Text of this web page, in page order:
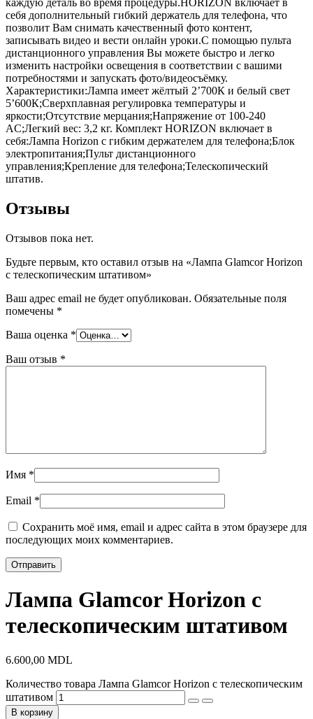
каждую деталь во время процедуры.HORIZON включает в
себя дополнительный гибкий держатель для телефона, что
позволит Вам снимать качественный фото контент,
записывать видео и вести онлайн уроки.С помощью пульта
дистанционного управления Вы можете быстро и легко
изменить настройки освещения в соответствии с вашими
потребностями и запускать фото/видеосъёмку.
Характеристики:Лампа имеет жёлтый 2’700К и белый свет
5’600К;Сверхплавная регулировка температуры и
яркости;Отсутствие мерцания;Напряжение от 100-240
AC;Легкий вес: 3,2 кг. Комплект HORIZON включает в
себя:Лампа Horizon с гибким держателем для телефона;Блок
электропитания;Пульт дистанционного
управления;Крепление для телефона;Телескопический
штатив.
Отзывы
Отзывов пока нет.
Будьте первым, кто оставил отзыв на «Лампа Glamcor Horizon
с телескопическим штативом»
Ваш адрес email не будет опубликован. Обязательные поля
помечены *
Ваша оценка *
Ваш отзыв *
Имя *
Email *
Сохранить моё имя, email и адрес сайта в этом браузере для
последующих моих комментариев.
Лампа Glamcor Horizon с
телескопическим штативом
6.600,00 MDL
Количество товара Лампа Glamcor Horizon с телескопическим
штативом
В корзину